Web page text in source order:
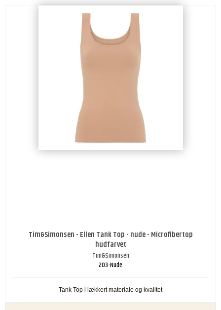
Tim&Simonsen - Ellen Tank Top - nude - Microfibertop
hudfarvet
Tim&Simonsen
203-Nude
Tank Top i lækkert materiale og kvalitet